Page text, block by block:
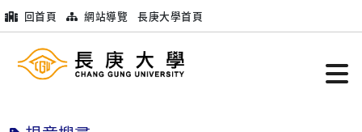
回首頁 網站導覽 長庚大學首頁